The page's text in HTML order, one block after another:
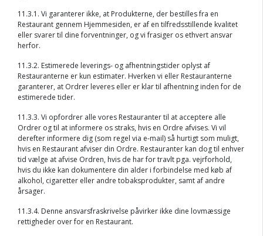
11.3.1. Vi garanterer ikke, at Produkterne, der bestilles fra en
Restaurant gennem Hjemmesiden, er af en tilfredsstillende kvalitet
eller svarer til dine forventninger, og vi frasiger os ethvert ansvar
herfor.
11.3.2. Estimerede leverings- og afhentningstider oplyst af
Restauranterne er kun estimater. Hverken vi eller Restauranterne
garanterer, at Ordrer leveres eller er klar til afhentning inden for de
estimerede tider.
11.3.3. Vi opfordrer alle vores Restauranter til at acceptere alle
Ordrer og til at informere os straks, hvis en Ordre afvises. Vi vil
derefter informere dig (som regel via e-mail) så hurtigt som muligt,
hvis en Restaurant afviser din Ordre. Restauranter kan dog til enhver
tid vælge at afvise Ordren, hvis de har for travlt pga. vejrforhold,
hvis du ikke kan dokumentere din alder i forbindelse med køb af
alkohol, cigaretter eller andre tobaksprodukter, samt af andre
årsager.
11.3.4. Denne ansvarsfraskrivelse påvirker ikke dine lovmæssige
rettigheder over for en Restaurant.